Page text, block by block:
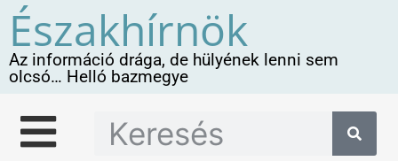
Északhírnök
Az információ drága, de hülyének lenni sem
olcsó… Helló bazmegye